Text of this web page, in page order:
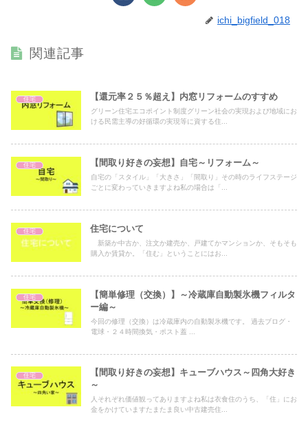
ichi_bigfield_018
関連記事
住宅 【還元率２５％超え】内窓リフォームのすすめ
グリーン住宅エコポイント制度グリーン社会の実現および地域にお
ける民需主導の好循環の実現等に資する住...
住宅 【間取り好きの妄想】自宅～リフォーム～
自宅の「スタイル」「大きさ」「間取り」その時のライフステージ
ごとに変わっていきますよね私の場合は「...
住宅 住宅について
新築か中古か、注文か建売か、戸建てかマンションか、そもそも
購入か賃貸か。「住む」ということにはお...
住宅
【簡単修理（交換）】～冷蔵庫自動製氷機フィルタ
ー編～
今回の修理（交換）は冷蔵庫内の自動製氷機です。 過去ブログ・
電球・２４時間換気・ポスト蓋 ...
住宅
【間取り好きの妄想】キューブハウス～四角大好き
～
人それぞれ価値観ってありますよね私は衣食住のうち、「住」にお
金をかけていますたまたま良い中古建売住...